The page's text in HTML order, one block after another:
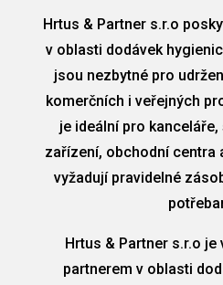
Hrtus & Partner s.r.o
v oblasti dodávek
jsou nezbytné pro
komerčních i veřejných
je ideální pro
zařízení, obchodní centra
vyžadují pravidelné
Hrtus & Partner s.r.o
partnerem v oblasti